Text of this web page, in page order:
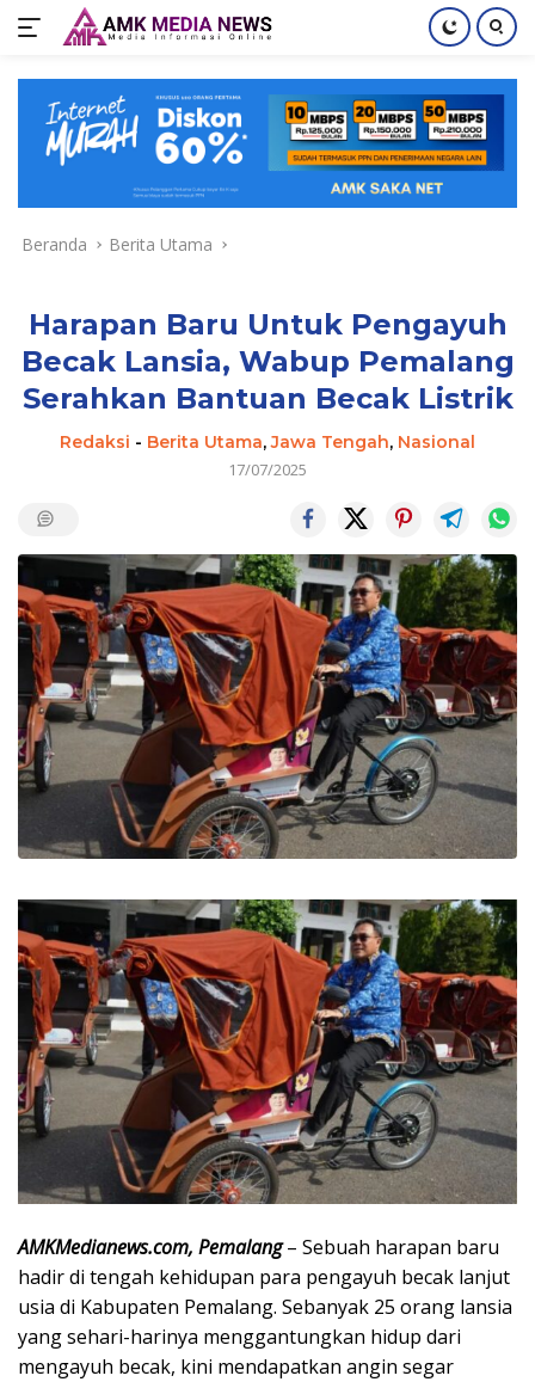
konten
Beranda Berita Utama
Harapan Baru Untuk Pengayuh
Becak Lansia, Wabup Pemalang
Serahkan Bantuan Becak Listrik
Redaksi - Berita Utama,Jawa Tengah, Nasional
17/07/2025
AMKMedianews.com, Pemalang– Sebuah harapan baru
hadir di tengah kehidupan para pengayuh becak lanjut
usia di Kabupaten Pemalang. Sebanyak 25 orang lansia
yang sehari-harinya menggantungkan hidup dari
mengayuh becak, kini mendapatkan angin segar